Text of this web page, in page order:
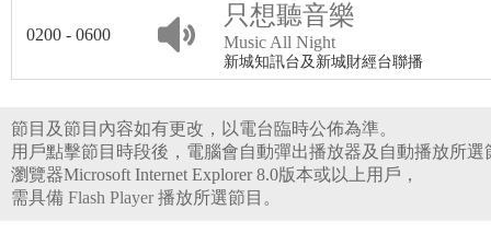
0200 - 0600
只想聽音樂
Music All Night
新城知訊台及新城財經台聯播
節目及節目內容如有更改，以電台臨時公佈為準。
用戶點擊節目時段後，電腦會自動彈出播放器及自動播放所選
瀏覽器Microsoft Internet Explorer 8.0版本或以上用戶，
需具備 Flash Player 播放所選節目。